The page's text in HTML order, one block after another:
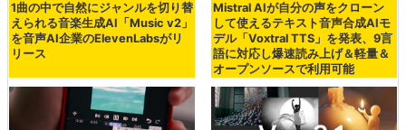
1曲の中で自然にジャンルを切り替
えられる音楽生成AI「Music v2」
を音声AI企業のElevenLabsがリ
リース
Mistral AIが自分の声をクローン
して使えるテキスト音声合成AIモ
デル「Voxtral TTS」を発表、9言
語に対応し爆速読み上げ＆軽量＆
オープンソースで利用可能